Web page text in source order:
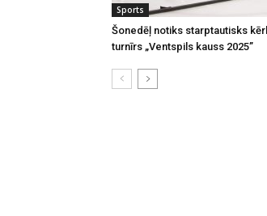
Sports
Šonedēļ notiks starptautisks
turnīrs „Ventspils kauss 2025”